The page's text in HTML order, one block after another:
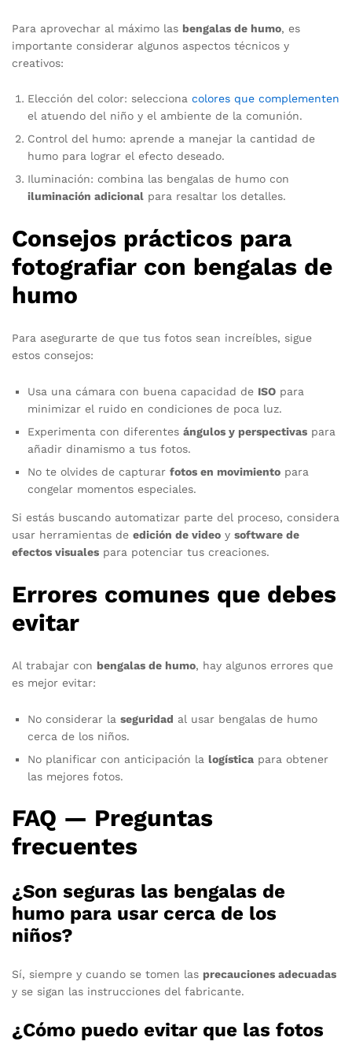
Para aprovechar al máximo las bengalas de humo, es
importante considerar algunos aspectos técnicos y
creativos:
Elección del color: selecciona colores que complementen
el atuendo del niño y el ambiente de la comunión.
Control del humo: aprende a manejar la cantidad de
humo para lograr el efecto deseado.
Iluminación: combina las bengalas de humo con
iluminación adicional para resaltar los detalles.
Consejos prácticos para
fotografiar con bengalas de
humo
Para asegurarte de que tus fotos sean increíbles, sigue
estos consejos:
Usa una cámara con buena capacidad de ISO para
minimizar el ruido en condiciones de poca luz.
Experimenta con diferentes ángulos y perspectivas para
añadir dinamismo a tus fotos.
No te olvides de capturar fotos en movimiento para
congelar momentos especiales.
Si estás buscando automatizar parte del proceso, considera
usar herramientas de edición de video y software de
efectos visuales para potenciar tus creaciones.
Errores comunes que debes
evitar
Al trabajar con bengalas de humo, hay algunos errores que
es mejor evitar:
No considerar la seguridad al usar bengalas de humo
cerca de los niños.
No planificar con anticipación la logística para obtener
las mejores fotos.
FAQ — Preguntas
frecuentes
¿Son seguras las bengalas de
humo para usar cerca de los
niños?
Sí, siempre y cuando se tomen las precauciones adecuadas
y se sigan las instrucciones del fabricante.
¿Cómo puedo evitar que las fotos